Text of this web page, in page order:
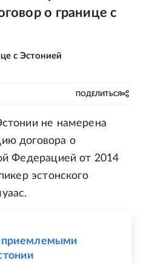
о границе с
с Эстонией
ПОДЕЛИТЬСЯ
не намерена
договора о
Федерацией от 2014
эстонского